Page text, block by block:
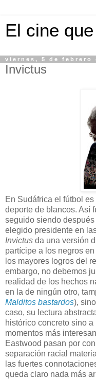
El cine
viernes, 5 de febrero
Invictus
En Sudáfrica el fútbol
deporte de blancos. Así
seguido siendo
elegido presidente en
Invictus da una versión
partícipe a los negros
los mayores logros del
embargo, no debemos
realidad de los hechos
en la de ningún otro,
Malditos bastardos),
caso, su lectura
histórico concreto sino
momentos más
Eastwood pasan por
separación racial
las fuertes
queda claro nada más